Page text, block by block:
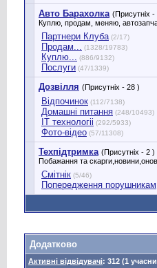
Авто Барахолка (Присутніх -
Куплю, продам, меняю,
Партнери Клуба (2/17)
Продам... (1328/19783)
Куплю... (886/9132)
Послуги (47/1339)
Дозвілля (Присутніх - 28 )
Відпочинок (112/7138)
Домашні питання (248/10493)
IT технологіі (292/5933)
Фото-відео (57/11308)
Техпідтримка (Присутніх - 2 )
Побажання та
Смітнік (5/46)
Попередження порушникам
Додатково
Активні відвідувачі: 312 (1